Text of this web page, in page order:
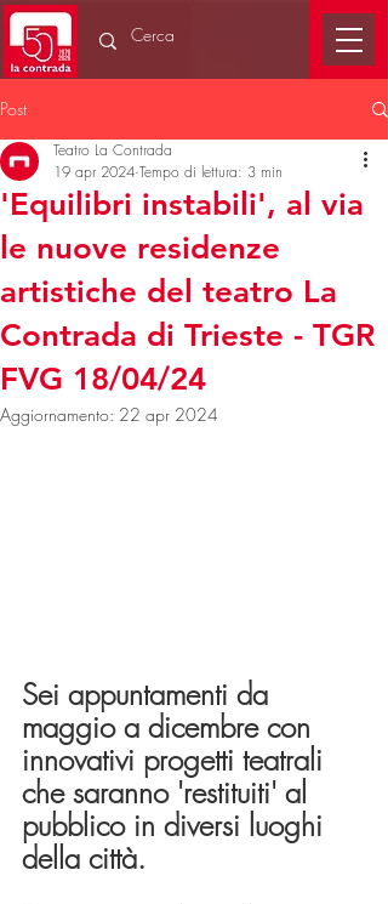
Post
'Equilibri instabili', al via
le nuove residenze
artistiche del teatro La
Contrada di Trieste - TGR
FVG 18/04/24
Teatro La Contrada
19 apr 2024 Tempo di lettura: 3 min
Aggiornamento: 22 apr 2024
Sei appuntamenti da
maggio a dicembre con
innovativi progetti teatrali
che saranno 'restituiti' al
pubblico in diversi luoghi
della città.